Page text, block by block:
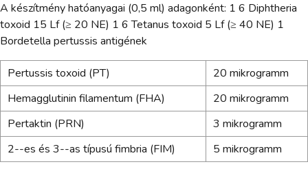
A készítmény hatóanyagai (0,5 ml) adagonként: 1 6 Diphtheria
toxoid 15 Lf (≥ 20 NE) 1 6 Tetanus toxoid 5 Lf (≥ 40 NE) 1
Bordetella pertussis antigének
Pertussis toxoid (PT)
20 mikrogramm
Hemagglutinin filamentum (FHA)
20 mikrogramm
Pertaktin (PRN)
3 mikrogramm
2--es és 3--as típusú fimbria (FIM)
5 mikrogramm